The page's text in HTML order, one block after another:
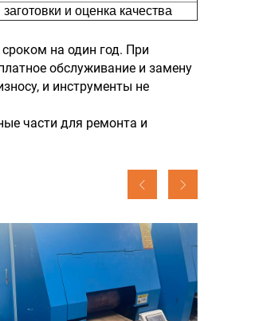
и оценка качества
на один год. При
обслуживание и замену
и инструменты не
части для ремонта и